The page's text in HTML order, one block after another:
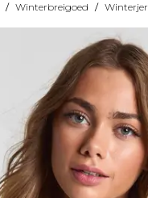
/ Winterbreigoed /